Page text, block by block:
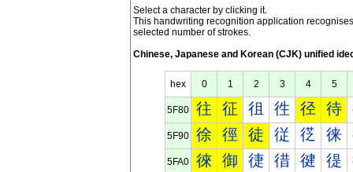
Select a character by clicking it.
This handwriting recognition application
selected number of strokes.
Chinese, Japanese and Korean (CJK) unified
hex 0 1 2 3 4 5
5F80 往 征 徂 徃 径 待
5F90 徐 徑 徒 従 徔 徕
5FA0 徠 御 徢 徣 徤 徥